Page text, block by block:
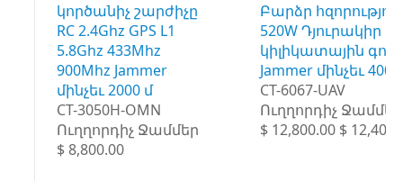
կործանիչ շարժիչը
RC 2.4Ghz GPS L1
5.8Ghz 433Mhz
900Mhz Jammer
մինչեւ 2000 մ
CT-3050H-OMN
Ուղղորդիչ Ջամմեր
$ 8,800.00
Բարձր
520W Դյուրակիր
կիլիկատային
Jammer մինչեւ
CT-6067-UAV
Ուղղորդիչ Ջամմեր
$ 12,800.00 $